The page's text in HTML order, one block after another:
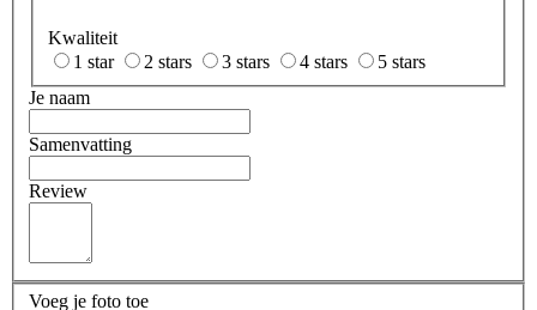
Kwaliteit
1 star
2 stars 3 stars 4 stars
5 stars
Je naam
Samenvatting
Review
Voeg je foto toe